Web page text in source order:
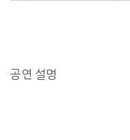
공연 설명